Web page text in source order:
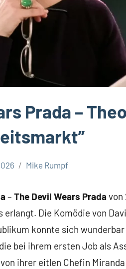
Prada –
Mike Rumpf
–The Devil Wears Pradavon
erlangt. Die Komödie von
konnte sich
bei ihrem ersten Job als
ihrer eitlen Chefin